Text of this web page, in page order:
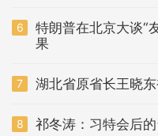
6
特朗普在北京大谈“
果
7 湖北省原省长王晓
8 祁冬涛：习特会后